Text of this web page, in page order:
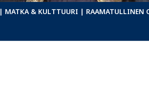
| MATKA & KULTTUURI | RAAMATULLINEN